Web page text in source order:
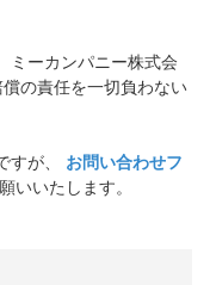
ミーカンパニー株式会
の責任を一切負わない
が、
お問い合わせフ
いいたします。